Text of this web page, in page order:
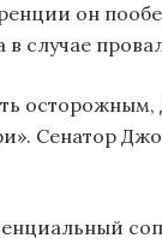
он
в случае
Сенатор